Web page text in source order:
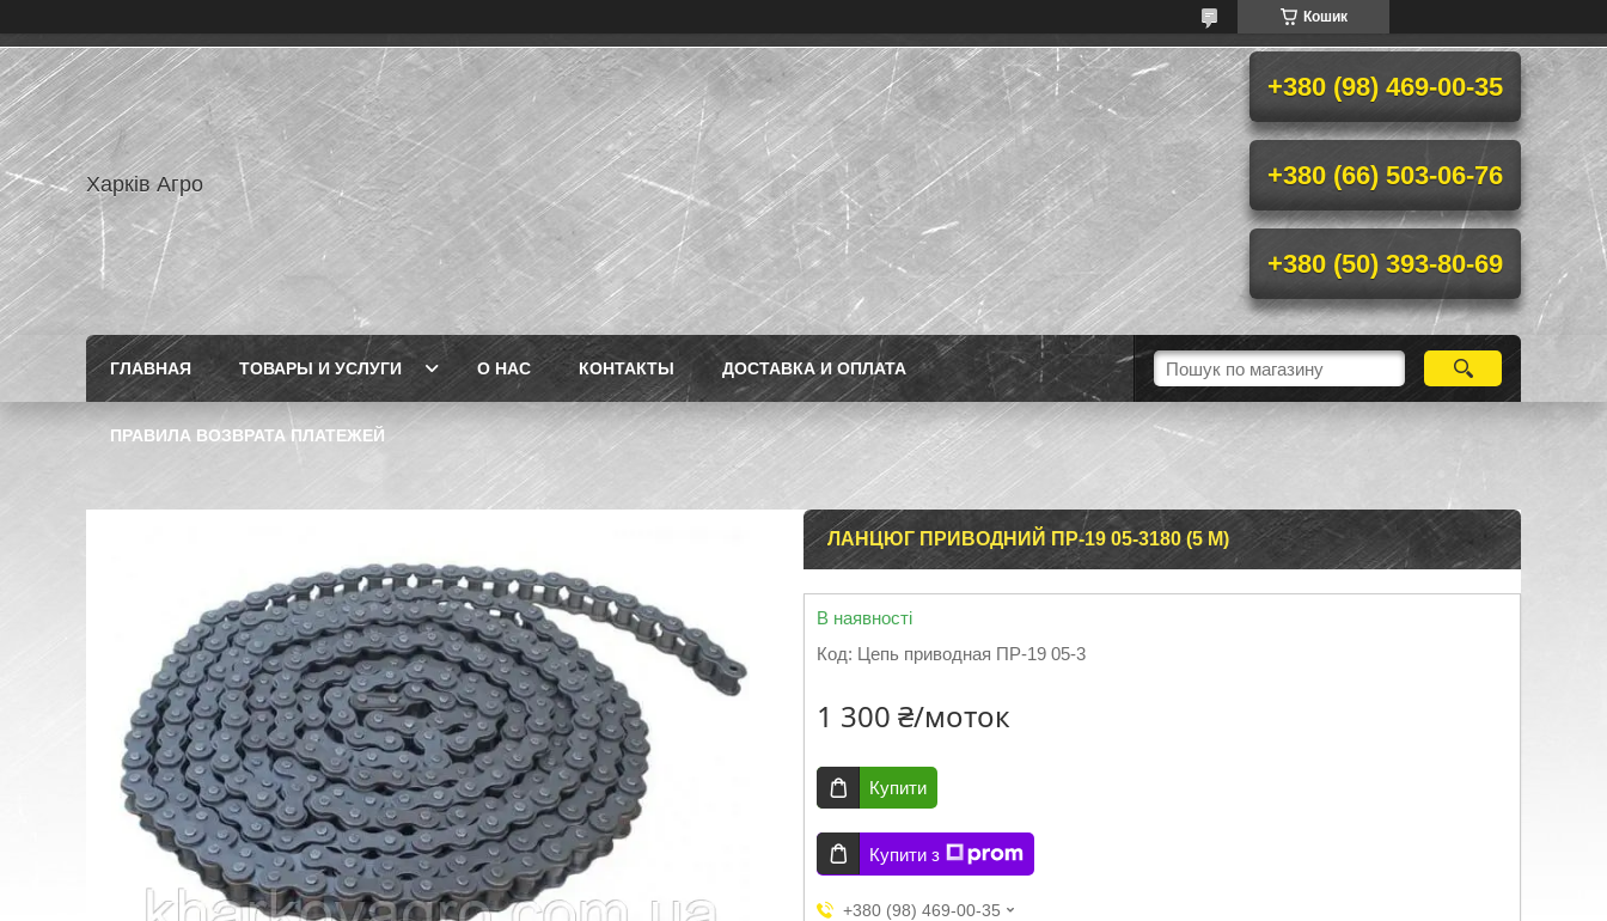
Кошик
Харків Агро
+380 (98) 469-00-35
+380 (66) 503-06-76
+380 (50) 393-80-69
ГЛАВНАЯ ТОВАРЫ И УСЛУГИ О НАС КОНТАКТЫ ДОСТАВКА И ОПЛАТА
ПРАВИЛА ВОЗВРАТА ПЛАТЕЖЕЙ
ЛАНЦЮГ ПРИВОДНИЙ ПР-19 05-3180 (5 М)
В наявності
Код: Цепь приводная ПР-19 05-3
1 300 ₴/моток
Купити
Купити з
+380 (98) 469-00-35